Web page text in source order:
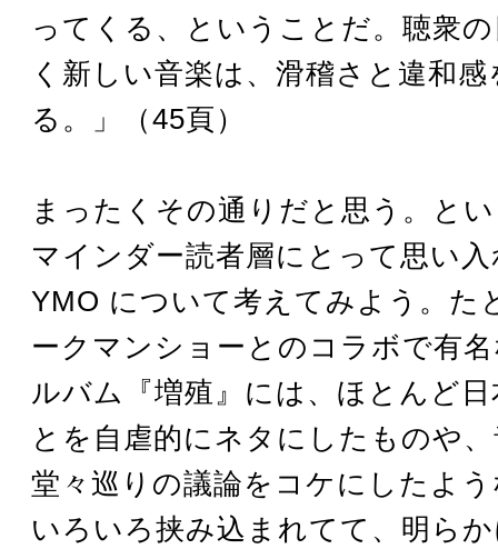
ってくる、ということだ。聴衆
く新しい音楽は、滑稽さと違和
る。」（45頁）
まったくその通りだと思う。と
マインダー読者層にとって思い
YMO について考えてみよう。た
ークマンショーとのコラボで有
ルバム『増殖』には、ほとんど
とを自虐的にネタにしたものや
堂々巡りの議論をコケにしたよ
いろいろ挟み込まれてて、明ら